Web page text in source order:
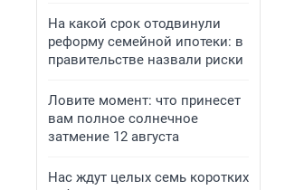
На какой срок отодвинули
реформу семейной ипотеки: в
правительстве назвали риски
Ловите момент: что принесет
вам полное солнечное
затмение 12 августа
Нас ждут целых семь коротких